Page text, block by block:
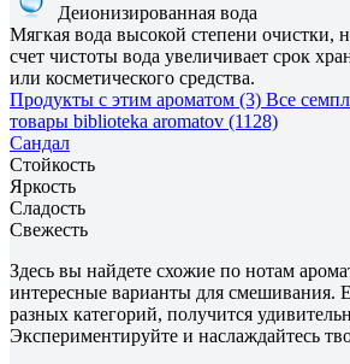
Деионизированная вода
Мягкая вода высокой степени очистки,
счет чистоты вода увеличивает срок
или косметического средства.
Продукты с этим ароматом (3) Все
товары biblioteka aromatov (1128)
Сандал
Стойкость
Яркость
Сладость
Свежесть
Здесь вы найдете схожие по нотам
интересные варианты для смешивания.
разных категорий, получится
Экспериментируйте и наслаждайтесь